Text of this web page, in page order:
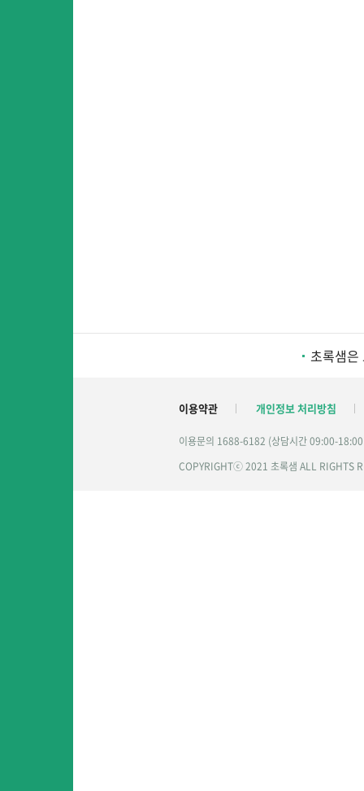
초록샘은
이용약관 개인정보 처리방침
이용문의 1688-6182 (상담시간 09:00-
COPYRIGHTⓒ 2021 초록샘 ALL RIGHTS